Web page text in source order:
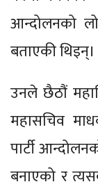
आन्दोलनको
बताएकी थिइन्।
उनले छैठौं
महासचिव
पार्टी
बनाएको र